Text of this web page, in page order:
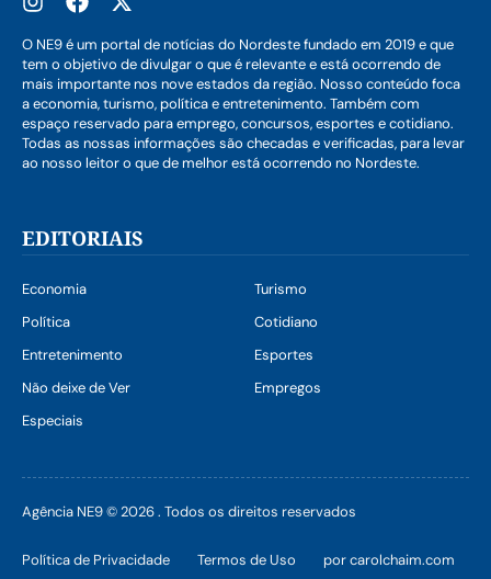
O NE9 é um portal de notícias do Nordeste fundado em 2019 e que
tem o objetivo de divulgar o que é relevante e está ocorrendo de
mais importante nos nove estados da região. Nosso conteúdo foca
a economia, turismo, política e entretenimento. Também com
espaço reservado para emprego, concursos, esportes e cotidiano.
Todas as nossas informações são checadas e verificadas, para levar
ao nosso leitor o que de melhor está ocorrendo no Nordeste.
EDITORIAIS
Economia
Turismo
Política
Cotidiano
Entretenimento
Esportes
Não deixe de Ver
Empregos
Especiais
Agência NE9 © 2026 . Todos os direitos reservados
Política de Privacidade Termos de Uso por carolchaim.com